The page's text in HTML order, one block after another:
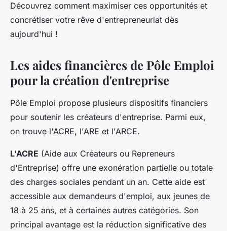
Découvrez comment maximiser ces opportunités et
concrétiser votre rêve d'entrepreneuriat dès
aujourd'hui !
Les aides financières de Pôle Emploi
pour la création d'entreprise
Pôle Emploi propose plusieurs dispositifs financiers
pour soutenir les créateurs d'entreprise. Parmi eux,
on trouve l'ACRE, l'ARE et l'ARCE.
L'ACRE (Aide aux Créateurs ou Repreneurs
d'Entreprise) offre une exonération partielle ou totale
des charges sociales pendant un an. Cette aide est
accessible aux demandeurs d'emploi, aux jeunes de
18 à 25 ans, et à certaines autres catégories. Son
principal avantage est la réduction significative des